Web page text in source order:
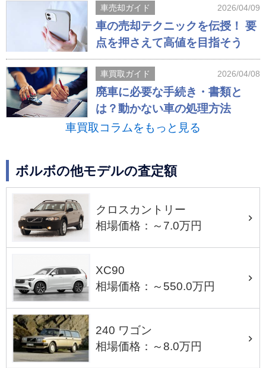
車売却ガイド 2026/04/09
車の売却テクニックを伝授！ 要
点を押さえて高値を目指そう
車買取ガイド 2026/04/08
廃車に必要な手続き・書類と
は？動かない車の処理方法
車買取コラムをもっと見る
ボルボの他モデルの査定額
クロスカントリー
相場価格：～7.0万円
XC90
相場価格：～550.0万円
240 ワゴン
相場価格：～8.0万円